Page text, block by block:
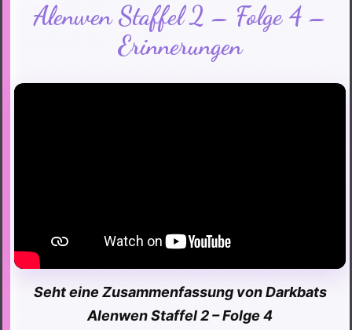
Alenwen Staffel 2 – Folge 4 –
Erinnerungen
Seht eine Zusammenfassung von Darkbats
Alenwen Staffel 2 – Folge 4